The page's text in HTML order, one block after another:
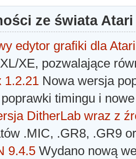
ze świata Atari
edytor grafiki dla Atari
XE, pozwalające
1.2.21 Nowa wersja
timingu i
DitherLab wraz z
.MIC, .GR8, .GR9
9.4.5 Wydano nową